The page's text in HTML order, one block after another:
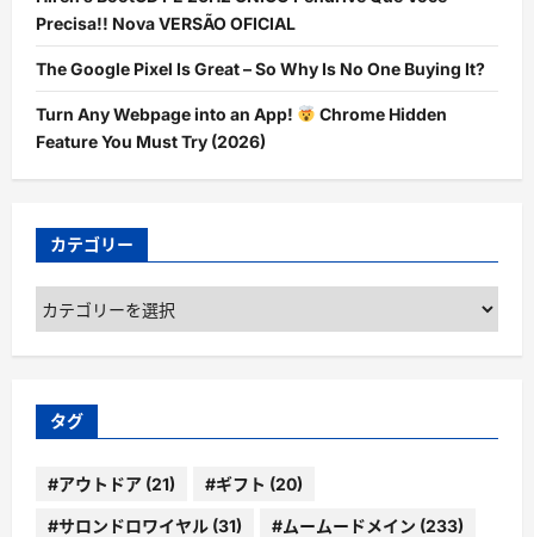
Precisa!! Nova VERSÃO OFICIAL
The Google Pixel Is Great – So Why Is No One Buying It?
Turn Any Webpage into an App!
Chrome Hidden
Feature You Must Try (2026)
カテゴリー
カ
テ
ゴ
ー
タグ
#アウトドア (21) #ギフト (20)
#サロンドロワイヤル (31) #ムームードメイン (233)